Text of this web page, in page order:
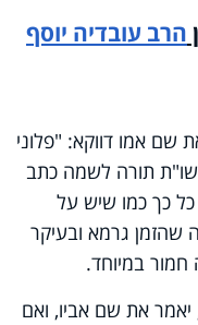
הרב עובדיה יוסף
שם אמו דווקא: "פלוני
תורה לשמה כתב
כך כמו שיש על
שהזמן גרמא ובעיקר
חמור במיוחד.
את שם אביו, ואם